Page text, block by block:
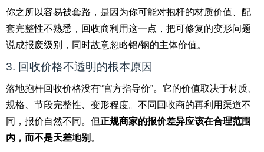
你之所以容易被套路，是因为你可能对抱杆的材质价值、配
套完整性不熟悉，回收商利用这一点，把可修复的变形问题
说成报废级别，同时故意忽略铝/钢的主体价值。
3. 回收价格不透明的根本原因
落地抱杆回收价格没有“官方指导价”。它的价值取决于材质、
规格、节段完整性、变形程度。不同回收商的再利用渠道不
同，报价自然不同。但正规商家的报价差异应该在合理范围
内，而不是天差地别 。